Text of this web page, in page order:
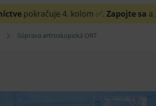
pokračuje 4. kolom ✅. Zapojte sa a
Súprava artroskopická ORT